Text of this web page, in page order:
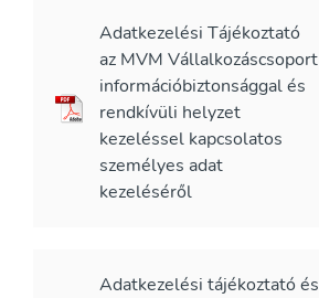
Adatkezelési Tájékoztató
az MVM Vállalkozáscsoport
információbiztonsággal és
rendkívüli helyzet
kezeléssel kapcsolatos
személyes adat
kezeléséről
Adatkezelési tájékoztató és